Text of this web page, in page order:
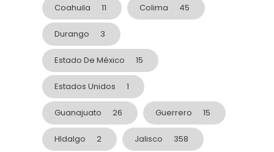
Coahuila 11 Colima 45
Durango 3
Estado De México 15
Estados Unidos 1
Guanajuato 26 Guerrero 15
HIdalgo 2 Jalisco 358